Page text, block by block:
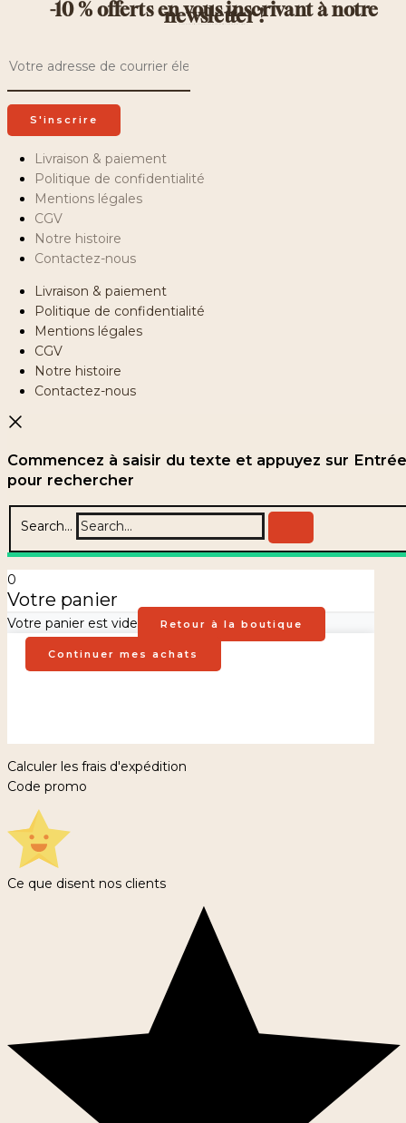
-10 % offerts en vous inscrivant à notre
newsletter !
Livraison & paiement
Politique de confidentialité
Mentions légales
CGV
Notre histoire
Contactez-nous
Livraison & paiement
Politique de confidentialité
Mentions légales
CGV
Notre histoire
Contactez-nous
Commencez à saisir du texte et appuyez sur Entrée
pour rechercher
Search...
0
Votre panier
Votre panier est vide Retour à la boutique
Continuer mes achats
Calculer les frais d'expédition
Code promo
Ce que disent nos clients